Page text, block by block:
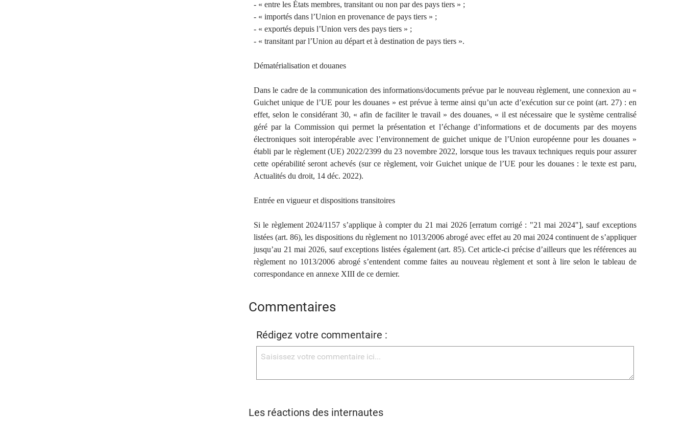
- « entre les États membres, transitant ou non par des pays tiers » ;
- « importés dans l’Union en provenance de pays tiers » ;
- « exportés depuis l’Union vers des pays tiers » ;
- « transitant par l’Union au départ et à destination de pays tiers ».
Dématérialisation et douanes
Dans le cadre de la communication des informations/documents prévue par le nouveau règlement, une connexion au «
Guichet unique de l’UE pour les douanes » est prévue à terme ainsi qu’un acte d’exécution sur ce point (art. 27) : en
effet, selon le considérant 30, « afin de faciliter le travail » des douanes, « il est nécessaire que le système centralisé
géré par la Commission qui permet la présentation et l’échange d’informations et de documents par des moyens
électroniques soit interopérable avec l’environnement de guichet unique de l’Union européenne pour les douanes »
établi par le règlement (UE) 2022/2399 du 23 novembre 2022, lorsque tous les travaux techniques requis pour assurer
cette opérabilité seront achevés (sur ce règlement, voir Guichet unique de l’UE pour les douanes : le texte est paru,
Actualités du droit, 14 déc. 2022).
Entrée en vigueur et dispositions transitoires
Si le règlement 2024/1157 s’applique à compter du 21 mai 2026 [erratum corrigé : "21 mai 2024"], sauf exceptions
listées (art. 86), les dispositions du règlement no 1013/2006 abrogé avec effet au 20 mai 2024 continuent de s’appliquer
jusqu’au 21 mai 2026, sauf exceptions listées également (art. 85). Cet article-ci précise d’ailleurs que les références au
règlement no 1013/2006 abrogé s’entendent comme faites au nouveau règlement et sont à lire selon le tableau de
correspondance en annexe XIII de ce dernier.
Commentaires
Rédigez votre commentaire :
Les réactions des internautes